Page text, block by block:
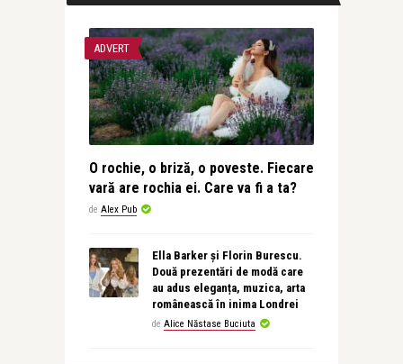
ADVERT
O rochie, o briză, o poveste. Fiecare
vară are rochia ei. Care va fi a ta?
de Alex Pub
Ella Barker și Florin Burescu.
Două prezentări de modă care
au adus eleganța, muzica, arta
românească în inima Londrei
de Alice Năstase Buciuta